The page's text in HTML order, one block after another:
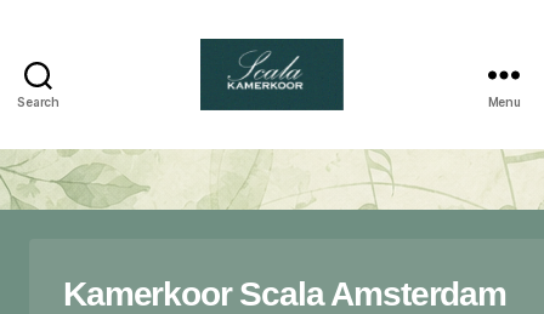
Search
kamerkoor
Menu
Kamerkoor Scala Amsterdam